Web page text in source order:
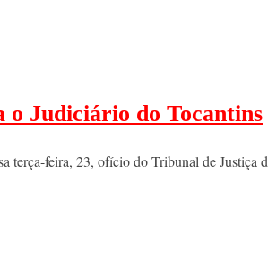
o Judiciário do Tocantins
terça-feira, 23, ofício do Tribunal de